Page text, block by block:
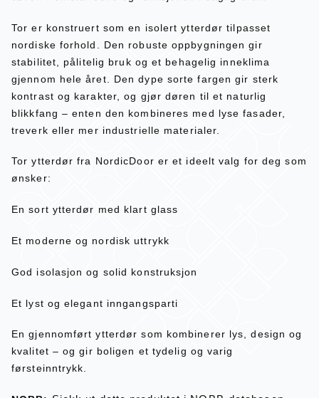
Tor er konstruert som en isolert ytterdør tilpasset
nordiske forhold. Den robuste oppbygningen gir
stabilitet, pålitelig bruk og et behagelig inneklima
gjennom hele året. Den dype sorte fargen gir sterk
kontrast og karakter, og gjør døren til et naturlig
blikkfang – enten den kombineres med lyse fasader,
treverk eller mer industrielle materialer.
Tor ytterdør fra NordicDoor er et ideelt valg for deg som
ønsker:
En sort ytterdør med klart glass
Et moderne og nordisk uttrykk
God isolasjon og solid konstruksjon
Et lyst og elegant inngangsparti
En gjennomført ytterdør som kombinerer lys, design og
kvalitet – og gir boligen et tydelig og varig
førsteinntrykk.